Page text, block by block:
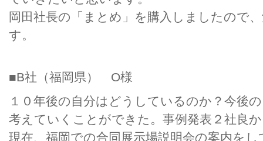
岡田社長の「まとめ」を購入しましたので
す。
■B社（福岡県） O様
１０年後の自分はどうしているのか？今後
考えていくことができた。事例発表２社良
現在、福岡での合同展示場説明会の案内を